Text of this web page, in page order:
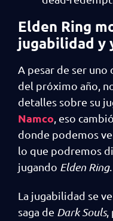
Elden Ring
jugabilidad y
A pesar de ser uno
del próximo año,
detalles sobre su
Namco , eso
donde podemos
lo que podremos
jugando Elden Ring.
La jugabilidad se
saga de Dark Souls,